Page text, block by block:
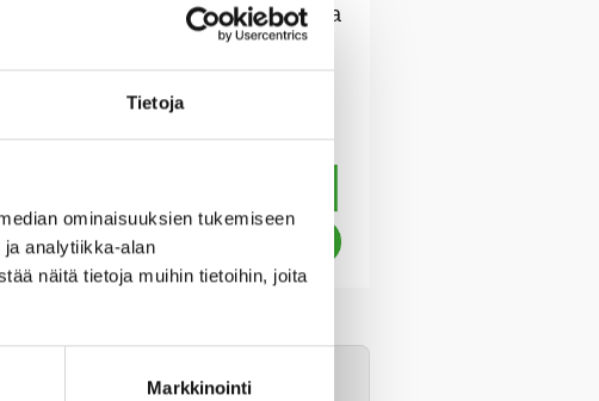
Tietoja
ominaisuuksien tukemiseen
analytiikka-alan
näitä tietoja muihin tietoihin, joita
Markkinointi
Mutkittelevan joen varrella
hanki se ajoissa.